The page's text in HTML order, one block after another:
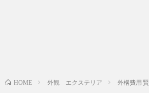
HOME 外観 エクステリア 外構費用